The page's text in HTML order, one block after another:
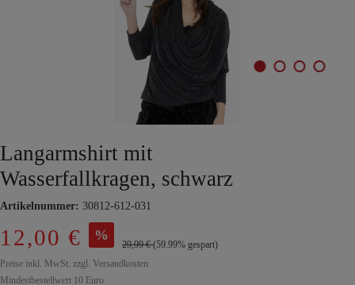
Langarmshirt mit
Wasserfallkragen, schwarz
Artikelnummer: 30812-612-031
12,00 € %
29,99 €(59.99% gespart)
Preise inkl. MwSt. zzgl. Versandkosten
Mindestbestellwert 10 Euro